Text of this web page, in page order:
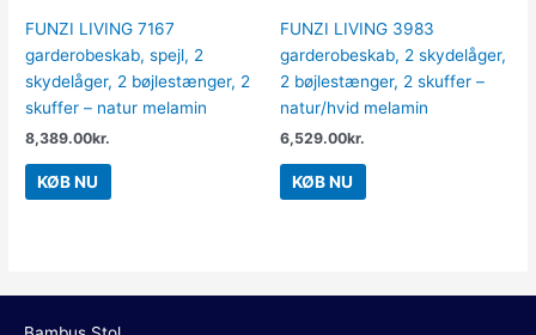
FUNZI LIVING 7167
garderobeskab, spejl, 2
skydelåger, 2 bøjlestænger, 2
skuffer – natur melamin
8,389.00kr.
KØB NU
FUNZI LIVING 3983
garderobeskab, 2 skydelåger,
2 bøjlestænger, 2 skuffer –
natur/hvid melamin
6,529.00kr.
KØB NU